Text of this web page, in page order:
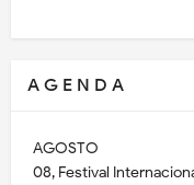
A G E N D A
AGOSTO
08, Festival